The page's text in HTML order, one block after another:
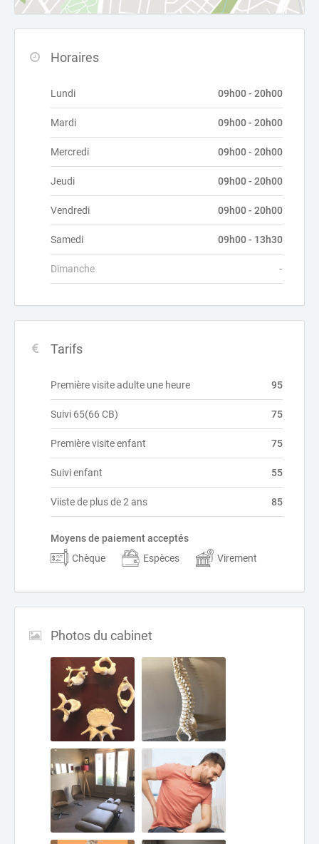
Horaires
Lundi 09h00 - 20h00
Mardi 09h00 - 20h00
Mercredi 09h00 - 20h00
Jeudi 09h00 - 20h00
Vendredi 09h00 - 20h00
Samedi 09h00 - 13h30
Dimanche -
Tarifs
Première visite adulte une heure 95
Suivi 65(66 CB) 75
Première visite enfant 75
Suivi enfant 55
Viiste de plus de 2 ans 85
Moyens de paiement acceptés
Chèque
Espèces Virement
Photos du cabinet